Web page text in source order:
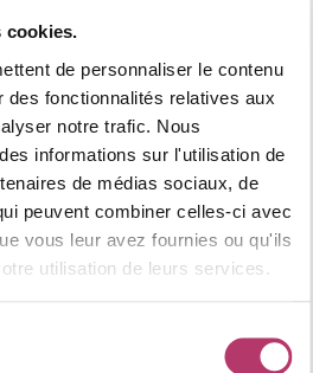
cookies.
de personnaliser le contenu
des fonctionnalités relatives aux
notre trafic. Nous
informations sur l'utilisation de
de médias sociaux, de
peuvent combiner celles-ci avec
vous leur avez fournies ou qu'ils
utilisation de leurs services.
flocons "Argent"